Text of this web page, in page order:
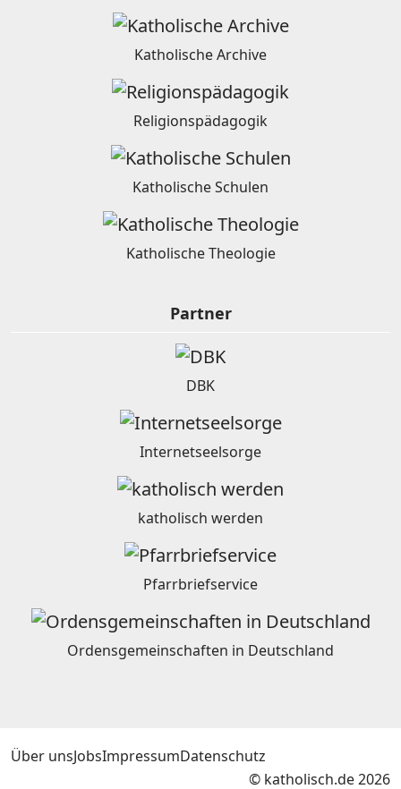
Katholische Archive
Religionspädagogik
Katholische Schulen
Katholische Theologie
Partner
DBK
Internetseelsorge
katholisch werden
Pfarrbriefservice
Ordensgemeinschaften in Deutschland
Über unsJobsImpressumDatenschutz
© katholisch.de 2026